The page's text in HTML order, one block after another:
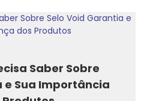
Saber Sobre
e Sua Importância